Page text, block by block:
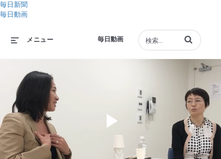
毎日新聞
毎日動画
毎日動画
メニュー 動画の検索語句
Play